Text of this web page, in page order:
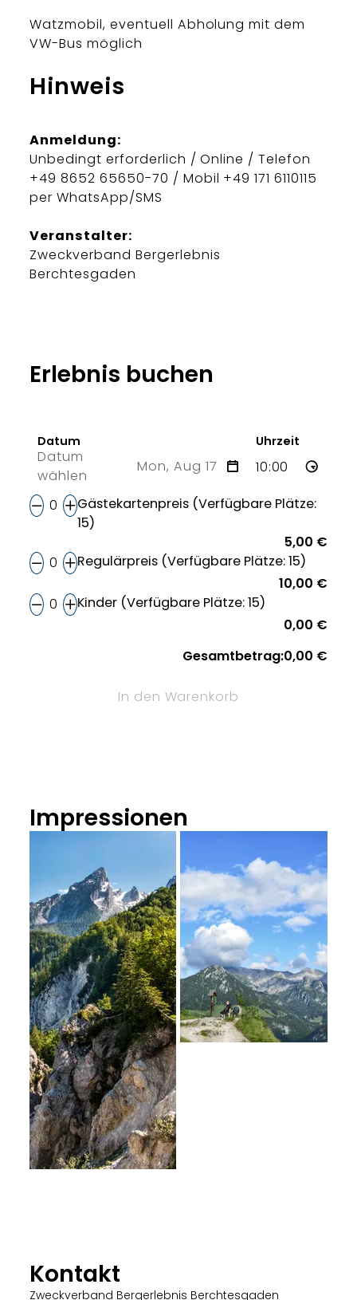
Watzmobil, eventuell Abholung mit dem
VW-Bus möglich
Hinweis
Anmeldung:
Unbedingt erforderlich / Online / Telefon
+49 8652 65650-70 / Mobil +49 171 6110115
per WhatsApp/SMS
Veranstalter:
Zweckverband Bergerlebnis
Berchtesgaden
Erlebnis buchen
Datum
Datum
wählen
Mon, Aug 17
Uhrzeit
Gästekartenpreis (Verfügbare Plätze:
15)
5,00 €
Regulärpreis (Verfügbare Plätze: 15)
10,00 €
Kinder (Verfügbare Plätze: 15)
0,00 €
Gesamtbetrag:0,00 €
In den Warenkorb
Impressionen
Kontakt
Zweckverband Bergerlebnis Berchtesgaden